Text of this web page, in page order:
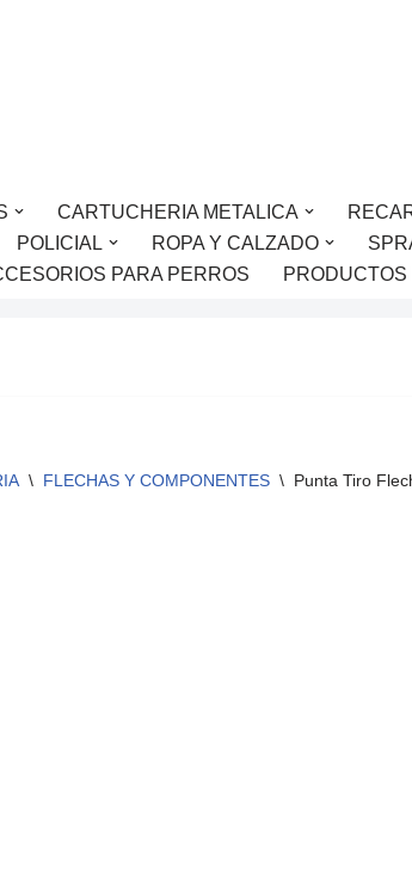
CARTUCHERIA METALICA
POLICIAL ROPA Y CALZADO
PARA PERROS
\ FLECHAS Y COMPONENTES \ Punta Tiro